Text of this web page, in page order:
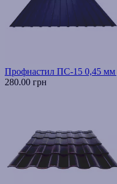
Профнастил ПС-15 0,45 мм
280.00 грн